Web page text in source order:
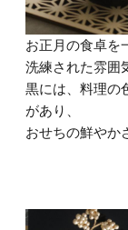
お正月の食卓を
洗練された雰囲
黒には、料理の
があり、
おせちの鮮やか